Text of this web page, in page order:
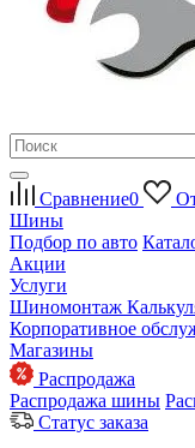
Сравнение0
Шины
Подбор по авто
Акции
Услуги
Шиномонтаж
Корпоративное
Магазины
Распродажа
Распродажа шины
Статус заказа